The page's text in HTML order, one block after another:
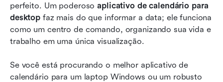
perfeito. Um poderoso aplicativo de calendário para
desktop faz mais do que informar a data; ele funciona
como um centro de comando, organizando sua vida e
trabalho em uma única visualização.
Se você está procurando o melhor aplicativo de
Tendências futuras dos aplicativos de
calendário do Windows
Perguntas Frequentes